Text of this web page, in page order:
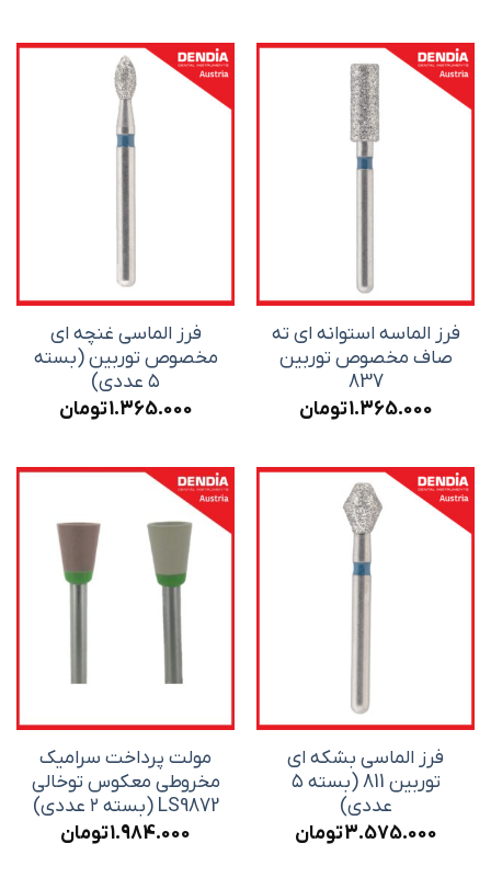
فرز الماسه استوانه ای ته
صاف مخصوص توربین
837
1.365.000تومان
فرز الماسی غنچه ای
مخصوص توربین (بسته
۵ عددی)
1.365.000تومان
فرز الماسی بشکه ای
توربین 811 (بسته ۵
عددی)
3.575.000تومان
مولت پرداخت سرامیک
مخروطی معکوس توخالی
LS9872 (بسته ۲ عددی)
1.984.000تومان